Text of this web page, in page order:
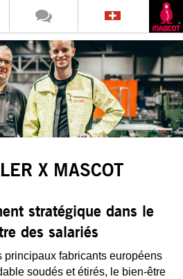
X MASCOT
stratégique dans le
des salariés
principaux fabricants européens
soudés et étirés, le bien-être